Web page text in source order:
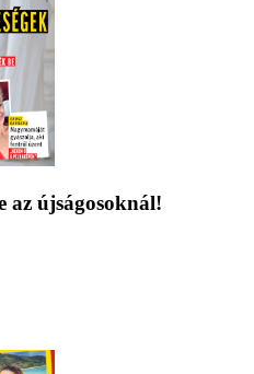
az újságosoknál!